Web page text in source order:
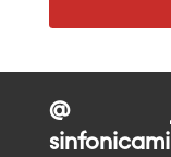
@
sinfonicami